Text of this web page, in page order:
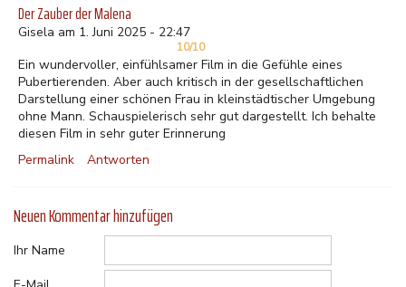
Der Zauber der Malena
Gisela am 1. Juni 2025 - 22:47
10/10
Ein wundervoller, einfühlsamer Film in die Gefühle eines
Pubertierenden. Aber auch kritisch in der gesellschaftlichen
Darstellung einer schönen Frau in kleinstädtischer Umgebung
ohne Mann. Schauspielerisch sehr gut dargestellt. Ich behalte
diesen Film in sehr guter Erinnerung
Permalink
Antworten
Neuen Kommentar hinzufügen
Ihr Name